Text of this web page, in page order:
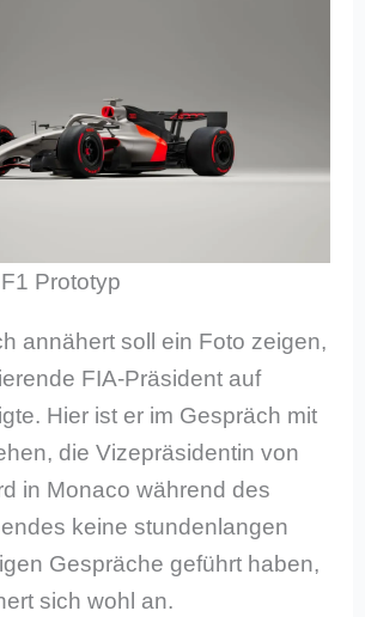
Prototyp
annähert soll ein Foto zeigen,
FIA-Präsident auf
Hier ist er im Gespräch mit
die Vizepräsidentin von
in Monaco während des
keine stundenlangen
Gespräche geführt haben,
sich wohl an.